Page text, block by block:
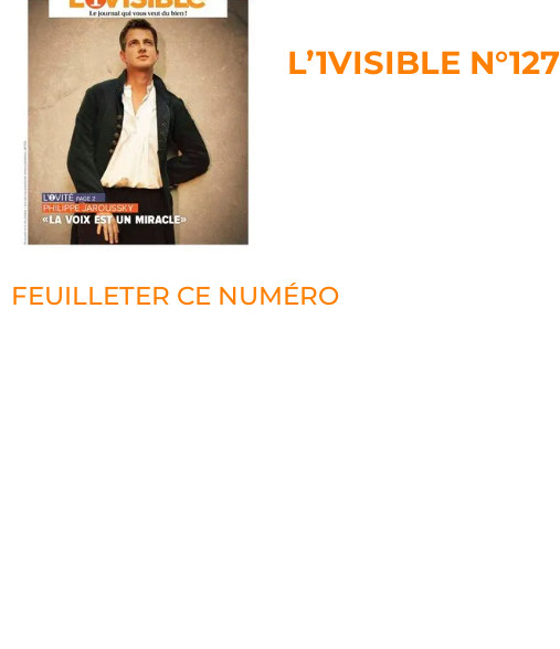
L’1VISIBLE
FEUILLETER CE NUMÉRO